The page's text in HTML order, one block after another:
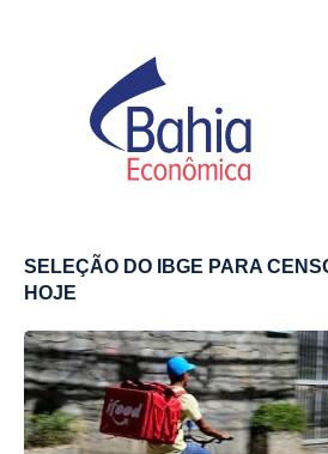
SELEÇÃO DO IBGE PARA
HOJE